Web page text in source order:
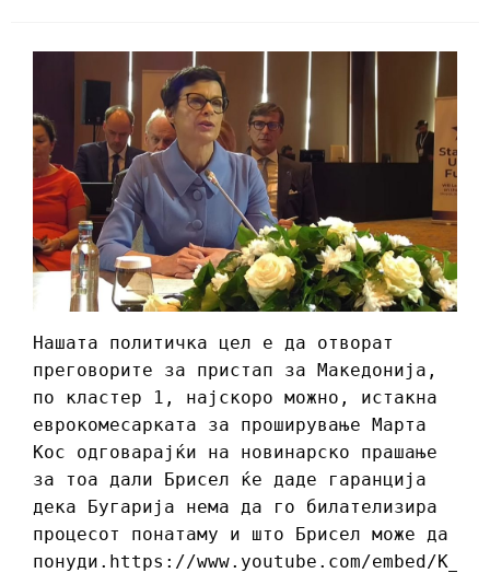
Нашата политичка цел е да отворат
преговорите за пристап за Македонија,
по кластер 1, најскоро можно, истакна
еврокомесарката за проширување Марта
Кос одговарајќи на новинарско прашање
за тоа дали Брисел ќе даде гаранција
дека Бугарија нема да го билателизира
процесот понатаму и што Брисел може да
понуди.https://www.youtube.com/embed/